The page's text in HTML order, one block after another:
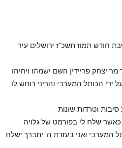
חודש תמוז תשכ"ז ירושלים עיר
יצחק פריידין השם ישמהו ויחיהו
הכותל המערבי והריני רוחש לו
וטרדות שונות
המערבי ואני בעזרת ה' יתברך ישלח